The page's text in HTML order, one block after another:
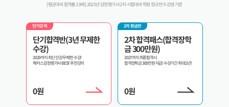
[평균대비 합격률 2.9배] 2025년 감정평가사 2차 시험대비 학원 정규반 수강생 기준
2차 환급반
2차 합격패스(합격장학
금 300만원)
2027까지 최종합격시
합격장학금 300만원 지급! 수강기간 최대 2년!
0원
인기강의
2차 교수패스
내가 원하는 과목만 골라서 선택수강!
0원